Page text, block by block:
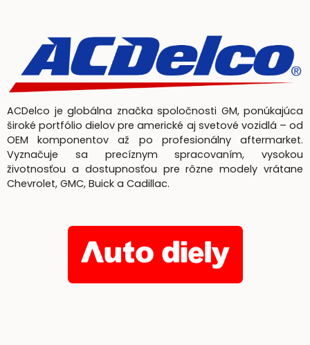
ACDelco je globálna značka spoločnosti GM, ponúkajúca
široké portfólio dielov pre americké aj svetové vozidlá – od
OEM komponentov až po profesionálny aftermarket.
Vyznačuje sa precíznym spracovaním, vysokou
životnosťou a dostupnosťou pre rôzne modely vrátane
Chevrolet, GMC, Buick a Cadillac.